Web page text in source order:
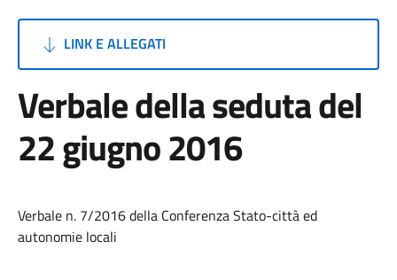
LINK E ALLEGATI
Verbale della seduta del
22 giugno 2016
Verbale n. 7/2016 della Conferenza Stato-città ed
autonomie locali